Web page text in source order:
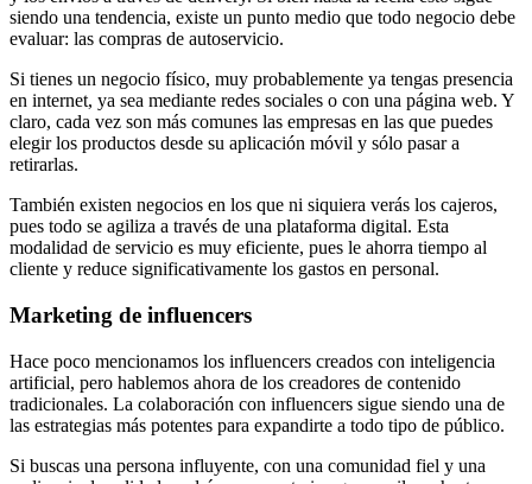
siendo una tendencia, existe un punto medio que todo negocio debe
evaluar: las compras de autoservicio.
Si tienes un negocio físico, muy probablemente ya tengas presencia
en internet, ya sea mediante redes sociales o con una página web. Y
claro, cada vez son más comunes las empresas en las que puedes
elegir los productos desde su aplicación móvil y sólo pasar a
retirarlas.
También existen negocios en los que ni siquiera verás los cajeros,
pues todo se agiliza a través de una plataforma digital. Esta
modalidad de servicio es muy eficiente, pues le ahorra tiempo al
cliente y reduce significativamente los gastos en personal.
Marketing de influencers
Hace poco mencionamos los influencers creados con inteligencia
artificial, pero hablemos ahora de los creadores de contenido
tradicionales. La colaboración con influencers sigue siendo una de
las estrategias más potentes para expandirte a todo tipo de público.
Si buscas una persona influyente, con una comunidad fiel y una